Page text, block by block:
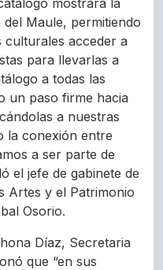
mostrará la
Maule, permitiendo
acceder a
para llevarlas a
a todas las
un paso firme hacia
a nuestras
la conexión entre
a ser parte de
el jefe de gabinete de
Artes y el Patrimonio
Osorio.
Díaz, Secretaria
que “en sus